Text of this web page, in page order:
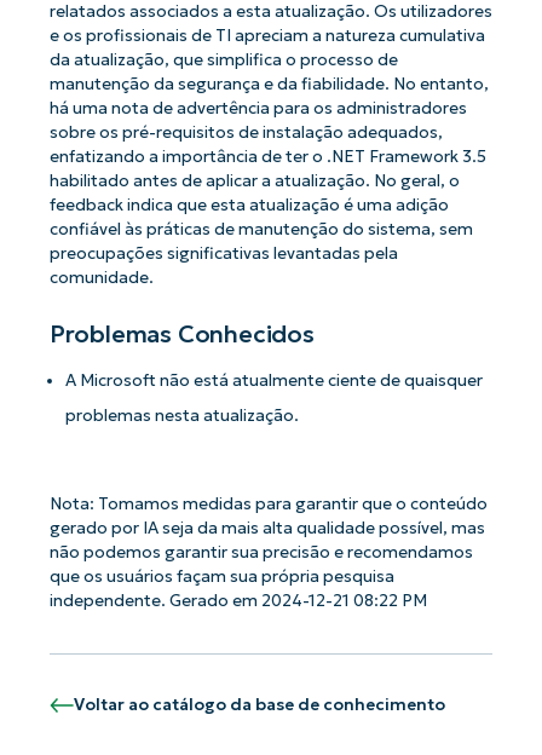
relatados associados a esta atualização. Os utilizadores
e os profissionais de TI apreciam a natureza cumulativa
da atualização, que simplifica o processo de
manutenção da segurança e da fiabilidade. No entanto,
há uma nota de advertência para os administradores
sobre os pré-requisitos de instalação adequados,
enfatizando a importância de ter o .NET Framework 3.5
habilitado antes de aplicar a atualização. No geral, o
feedback indica que esta atualização é uma adição
confiável às práticas de manutenção do sistema, sem
preocupações significativas levantadas pela
comunidade.
Problemas Conhecidos
A Microsoft não está atualmente ciente de quaisquer
problemas nesta atualização.
Nota: Tomamos medidas para garantir que o conteúdo
gerado por IA seja da mais alta qualidade possível, mas
não podemos garantir sua precisão e recomendamos
que os usuários façam sua própria pesquisa
independente. Gerado em 2024-12-21 08:22 PM
Voltar ao catálogo da base de conhecimento